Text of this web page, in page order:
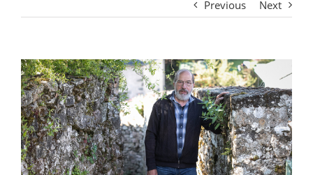
Previous Next
View
Larger
Image